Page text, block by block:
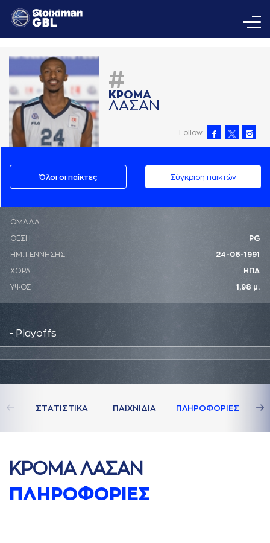
#
ΚΡΟΜA
ΛAΣAΝ
Follow
Όλοι οι παίκτες Σύγκριση παικτών
ΟΜΑΔΑ
ΘΕΣΗ PG
ΗΜ. ΓΕΝΝΗΣΗΣ 24-06-1991
ΧΩΡΑ ΗΠΑ
ΥΨΟΣ 1,98 μ.
- Playoffs
ΣΤAΤΙΣΤΙΚA ΠAΙΧΝΙΔΙA ΠΛΗΡΟΦΟΡΙΕΣ
ΚΡΟΜA ΛAΣAΝ
ΠΛΗΡΟΦΟΡΙΕΣ